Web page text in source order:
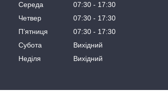
Середа
07:30
17:30
Четвер
07:30
17:30
Пʼятниця
07:30
17:30
Субота
Вихідний
Неділя
Вихідний